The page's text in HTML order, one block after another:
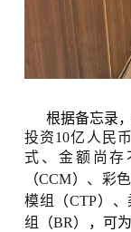
根据备忘录
投资10亿人民
式、金额尚存
（CCM） 、 彩
模组 （CTP）
组
（BR），可